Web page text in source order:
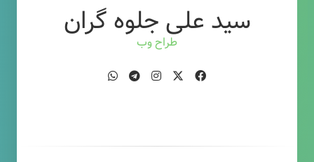
سید علی جلوه گران
طراح وب